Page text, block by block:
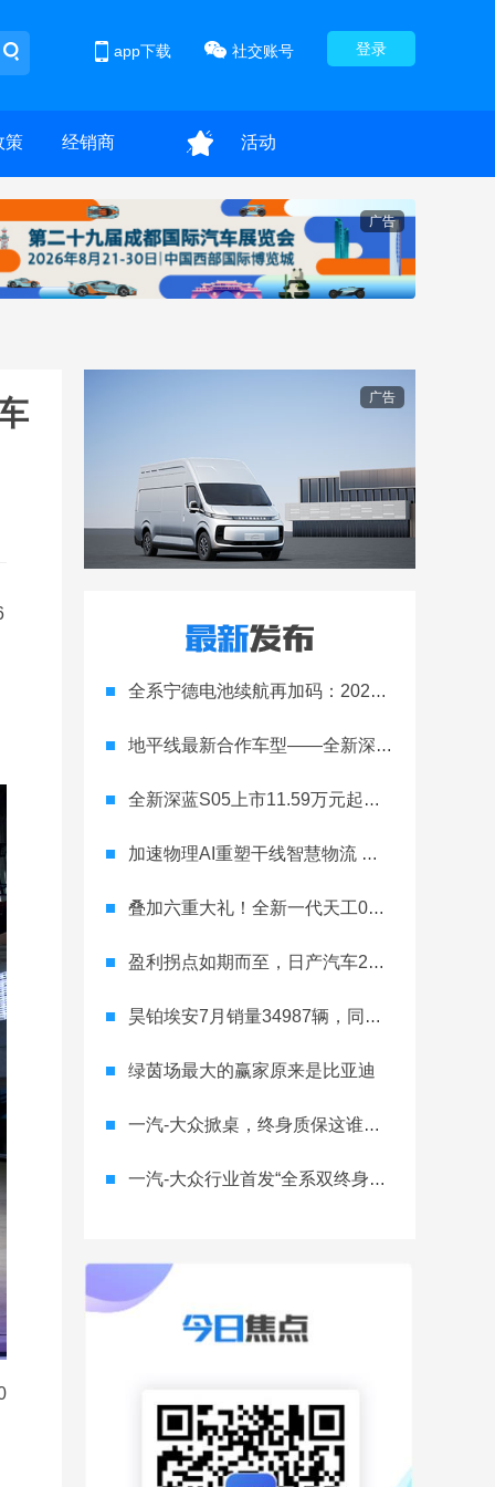
登录
社交账号
app下载
策 经销商 活动
广告
广告
全系宁德电池续航再加码：2027款埃安RT上市，9.98万元起
地平线最新合作车型——全新深蓝S05正式上市！
全新深蓝S05上市11.59万元起，全球时尚激光智能SUV全面进阶
加速物理AI重塑干线智慧物流 智加科技战略合作图达通
叠加六重大礼！全新一代天工08 670 Max上市限时价17.99万元
盈利拐点如期而至，日产汽车26财年一季度财报释放稳健增长信号
昊铂埃安7月销量34987辆，同比增长31.74%，全新Ray系列蓄势待发
绿茵场最大的赢家原来是比亚迪
一汽-大众掀桌，终身质保这谁顶得住？
一汽-大众行业首发“全系双终身质保” 重树汽车服务新标杆